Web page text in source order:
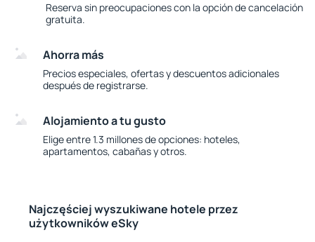
Reserva sin preocupaciones con la opción de cancelación
gratuita.
Ahorra más
Precios especiales, ofertas y descuentos adicionales
después de registrarse.
Alojamiento a tu gusto
Elige entre 1.3 millones de opciones: hoteles,
apartamentos, cabañas y otros.
Najczęściej wyszukiwane hotele przez
użytkowników eSky